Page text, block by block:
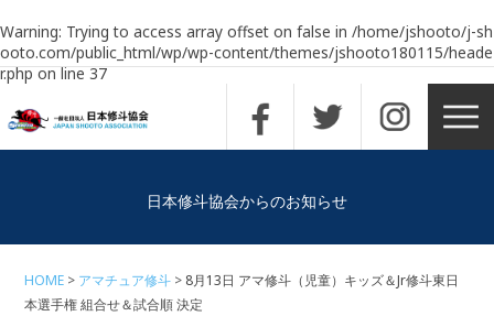
Warning: Trying to access array offset on false in /home/jshooto/j-sh
ooto.com/public_html/wp/wp-content/themes/jshooto180115/heade
r.phpon line37
日本修斗協会からのお知らせ
HOME アマチュア修斗
8月13日 アマ修斗（児童）キッズ＆Jr修斗東日
本選手権 組合せ＆試合順 決定